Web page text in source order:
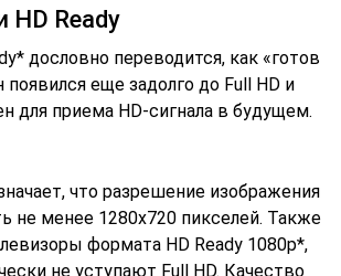
HD Ready
дословно переводится, как «готов
появился еще задолго до Full HD и
для приема HD-сигнала в будущем.
что разрешение изображения
не менее 1280х720 пикселей. Также
формата HD Ready 1080р*,
не уступают Full HD. Качество